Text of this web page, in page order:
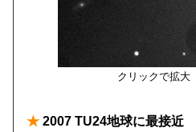
クリックで拡大
★ 2007 TU24地球に最接近